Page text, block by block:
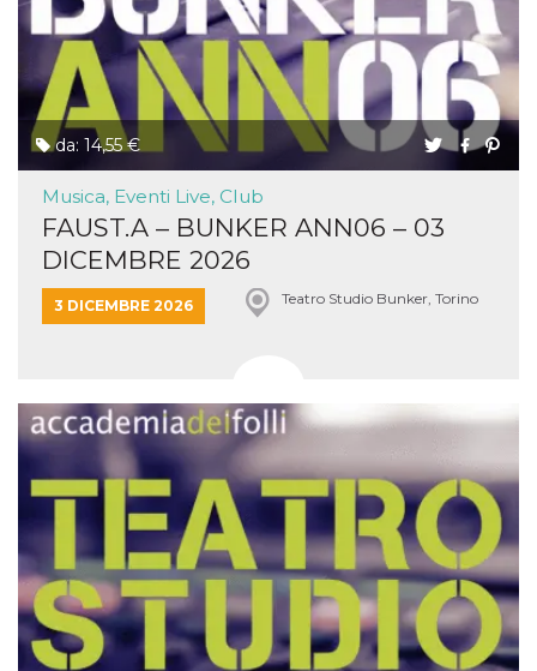
da: 14,55 €
Musica, Eventi Live, Club
FAUST.A – BUNKER ANN06 – 03
DICEMBRE 2026
3 DICEMBRE 2026 Teatro Studio Bunker, Torino